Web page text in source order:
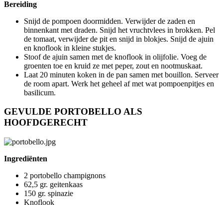
Bereiding
Snijd de pompoen doormidden. Verwijder de zaden en
binnenkant met draden. Snijd het vruchtvlees in brokken. Pel
de tomaat, verwijder de pit en snijd in blokjes. Snijd de ajuin
en knoflook in kleine stukjes.
Stoof de ajuin samen met de knoflook in olijfolie. Voeg de
groenten toe en kruid ze met peper, zout en nootmuskaat.
Laat 20 minuten koken in de pan samen met bouillon. Serveer
de room apart. Werk het geheel af met wat pompoenpitjes en
basilicum.
GEVULDE PORTOBELLO ALS
HOOFDGERECHT
Ingrediënten
2 portobello champignons
62,5 gr. geitenkaas
150 gr. spinazie
Knoflook